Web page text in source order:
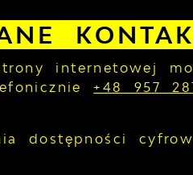
internetowej
+48 957
dostępności